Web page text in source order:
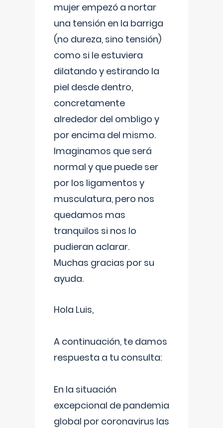
mujer empezó a nortar
una tensión en la barriga
(no dureza, sino tensión)
como si le estuviera
dilatando y estirando la
piel desde dentro,
concretamente
alrededor del ombligo y
por encima del mismo.
Imaginamos que será
normal y que puede ser
por los ligamentos y
musculatura, pero nos
quedamos mas
tranquilos si nos lo
pudieran aclarar.
Muchas gracias por su
ayuda.
Hola Luis,
A continuación, te damos
respuesta a tu consulta:
En la situación
excepcional de pandemia
global por coronavirus las